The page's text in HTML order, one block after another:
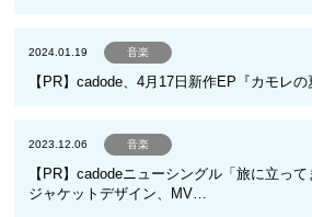
2024.01.19 音楽
【PR】cadode、4月17日新作EP『カモレ
2023.12.06 音楽
【PR】cadodeニューシングル「旅に立っ
ジャケットデザイン、MV…